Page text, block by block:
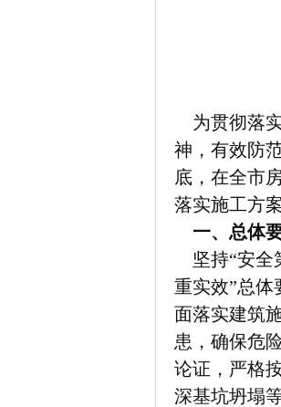
为贯彻落
神，有效防
底，在全市
落实施工方
一、总体
坚持“安全
重实效”总体
面落实建筑
患，确保危
论证，严格
深基坑坍塌